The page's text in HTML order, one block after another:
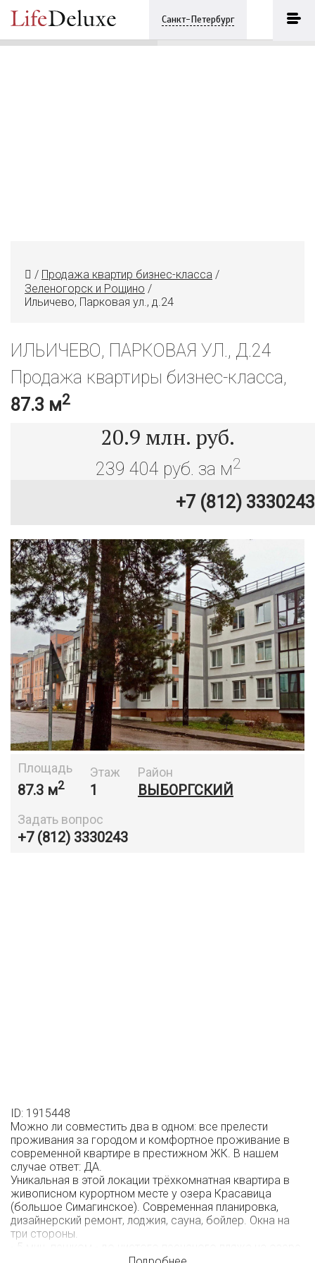
Санкт-Петербург
/ Продажа квартир бизнес-класса /
Зеленогорск и Рощино /
Ильичево, Парковая ул., д.24
ИЛЬИЧЕВО, ПАРКОВАЯ УЛ., Д.24
Продажа квартиры бизнес-класса,
87.3 м2
20.9 млн. руб.
239 404 руб. за м2
+7 (812) 3330243
Площадь
87.3 м2
Этаж
1
Район
ВЫБОРГСКИЙ
Задать вопрос
+7 (812) 3330243
ID: 1915448
Можно ли совместить два в одном: все прелести
проживания за городом и комфортное проживание в
современной квартире в престижном ЖК. В нашем
случае ответ: ДА.
Уникальная в этой локации трёхкомнатная квартира в
живописном курортном месте у озера Красавица
(большое Симагинское). Современная планировка,
дизайнерский ремонт, лоджия, сауна, бойлер. Окна на
три стороны.
- 5 мин. пешком - до чистого песчаного пляжа на озере
Красавица, 10 мин. до озера Долгое
Ильичево, Парковая ул., д.24
+7 (812) 3330243 ПОЗВОНИТЬ